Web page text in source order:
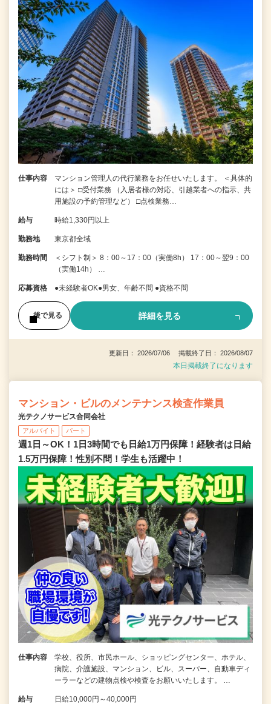
仕事内容
マンション管理人の代行業務をお任せいたします。 ＜具体的
には＞ □受付業務 （入居者様の対応、引越業者への指示、共
用施設の予約管理など） □点検業務…
給与 時給1,330円以上
勤務地 東京都全域
勤務時間
＜シフト制＞ 8：00～17：00（実働8h） 17：00～翌9：00
（実働14h） …
応募資格 ●未経験者OK●男女、年齢不問 ●資格不問
後で見る 詳細を見る
更新日： 2026/07/06 掲載終了日： 2026/08/07
本日掲載終了になります
マンション・ビルのメンテナンス検査作業員
光テクノサービス合同会社
アルバイト パート
週1日～OK！1日3時間でも日給1万円保障！経験者は日給
1.5万円保障！性別不問！学生も活躍中！
仕事内容
学校、役所、市民ホール、ショッピングセンター、ホテル、
病院、介護施設、マンション、ビル、スーパー、自動車ディ
ーラーなどの建物点検や検査をお願いいたします。 …
給与 日給10,000円～40,000円